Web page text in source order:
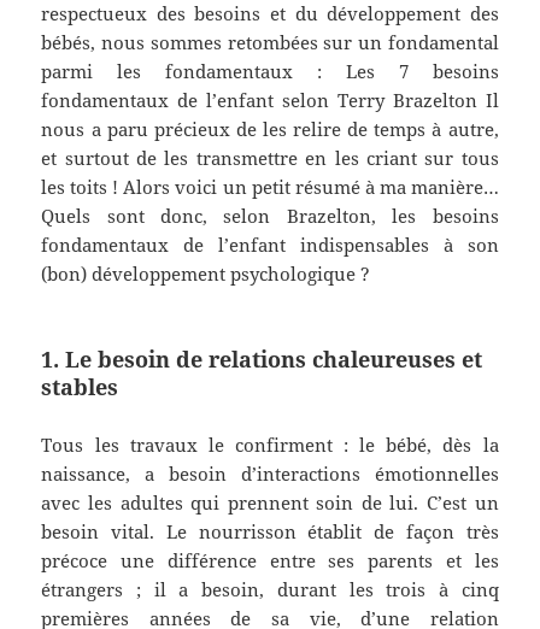
respectueux des besoins et du développement des
bébés, nous sommes retombées sur un fondamental
parmi les fondamentaux : Les 7 besoins
fondamentaux de l’enfant selon Terry Brazelton Il
nous a paru précieux de les relire de temps à autre,
et surtout de les transmettre en les criant sur tous
les toits ! Alors voici un petit résumé à ma manière…
Quels sont donc, selon Brazelton, les besoins
fondamentaux de l’enfant indispensables à son
(bon) développement psychologique ?
1. Le besoin de relations chaleureuses et
stables
Tous les travaux le confirment : le bébé, dès la
naissance, a besoin d’interactions émotionnelles
avec les adultes qui prennent soin de lui. C’est un
besoin vital. Le nourrisson établit de façon très
précoce une différence entre ses parents et les
étrangers ; il a besoin, durant les trois à cinq
premières années de sa vie, d’une relation